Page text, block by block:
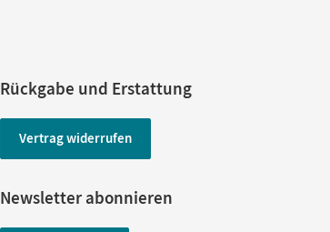
Rückgabe und Erstattung
Vertrag widerrufen
Newsletter abonnieren